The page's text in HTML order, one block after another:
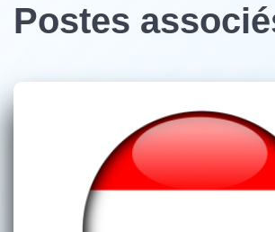
Postes